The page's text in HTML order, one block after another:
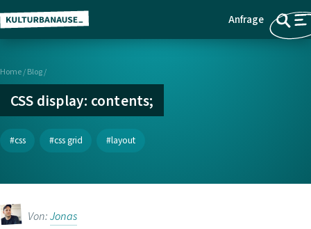
Z
u
H
u
n
h
a
Menü
Anfrage
Home/Blog /
CSS display: contents;
css css grid layout
Von:Jonas